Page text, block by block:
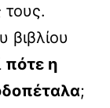
τους.
βιβλίου
πότε η
;